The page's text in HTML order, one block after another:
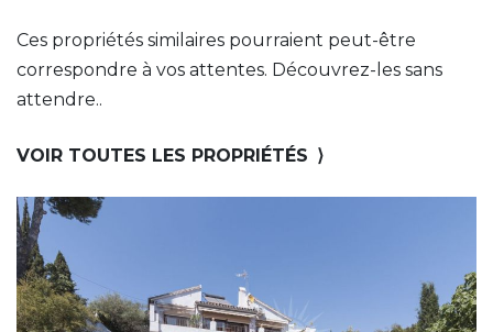
Ces propriétés similaires pourraient peut-être
correspondre à vos attentes. Découvrez-les sans
attendre..
VOIR TOUTES LES PROPRIÉTÉS ⟩